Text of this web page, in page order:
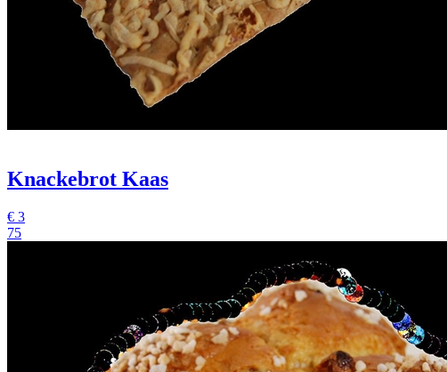
Knackebrot Kaas
€ 3
75